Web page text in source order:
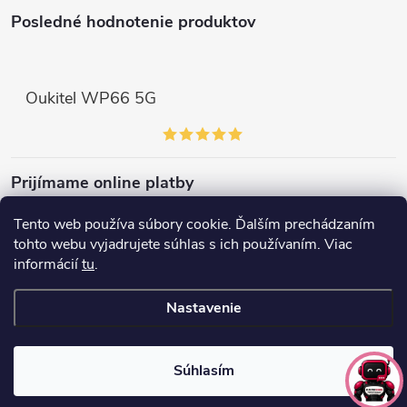
Tento web používa súbory cookie. Ďalším prechádzaním
tohto webu vyjadrujete súhlas s ich používaním. Viac
informáciítu.
Nastavenie
Súhlasím
v
p
s
u
Posledné hodnotenie produktov
Oukitel WP66 5G
Prijímame online platby
Copyright 2026elektroshock.sk. Všetky práva vyhradené.
Odstúpiť od zmluvy